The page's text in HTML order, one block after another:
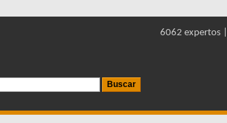
6062 expertos |